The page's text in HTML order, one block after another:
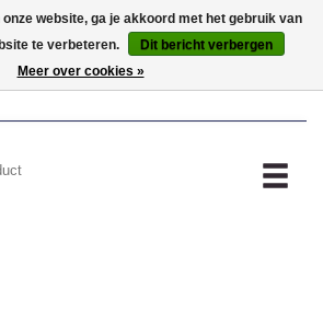
MIJN ACCOUNT
website, ga je akkoord met het gebruik van
te verbeteren.
Dit bericht verbergen
Meer over cookies »